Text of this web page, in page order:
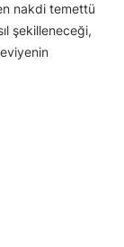
nakdi temettü
şekilleneceği,